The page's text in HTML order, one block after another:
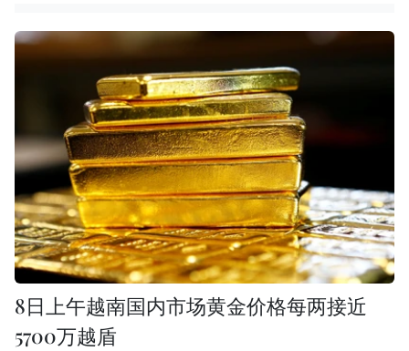
8日上午越南国内市场黄金价格每两接近
5700万越盾